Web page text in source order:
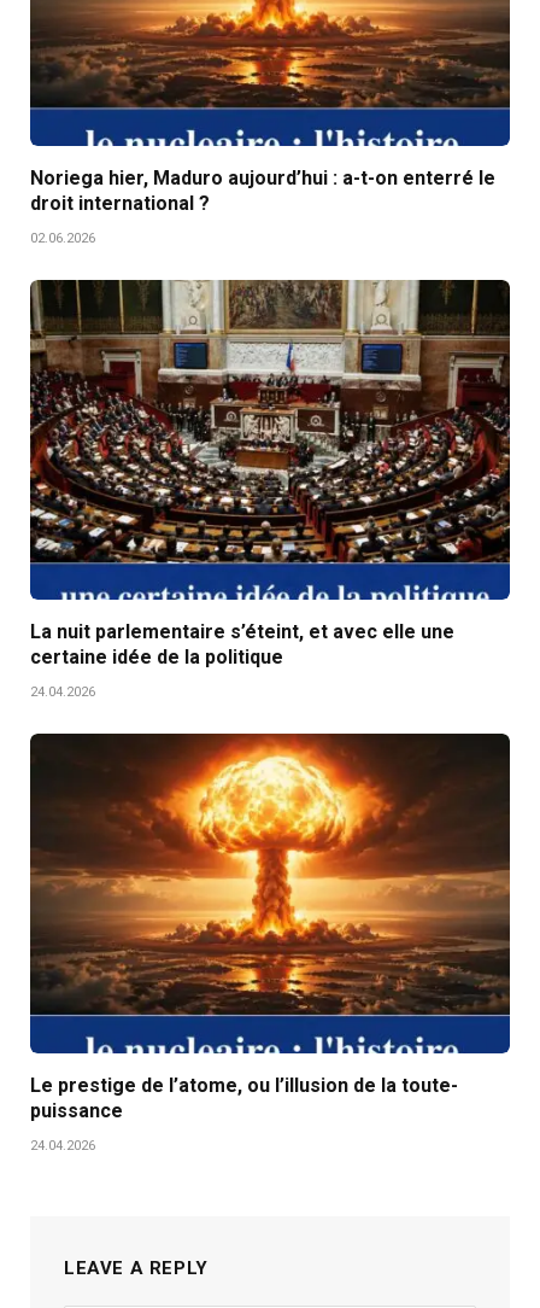
Noriega hier, Maduro aujourd’hui : a-t-on enterré le
droit international ?
02.06.2026
La nuit parlementaire s’éteint, et avec elle une
certaine idée de la politique
24.04.2026
Le prestige de l’atome, ou l’illusion de la toute-
puissance
24.04.2026
LEAVE A REPLY